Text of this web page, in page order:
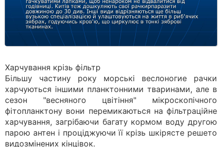
Харчування крізь фільтр
Більшу частину року морські веслоногие рачки
харчуються іншими планктонними тваринами, але в
сезон "весняного цвітіння" мікроскопічного
фітопланктону вони перемикаються на фільтраційне
харчування, загрібаючи багату кормом воду другою
парою антен і проціджуючи її крізь шкірясте решето
видозмінених кінцівок.